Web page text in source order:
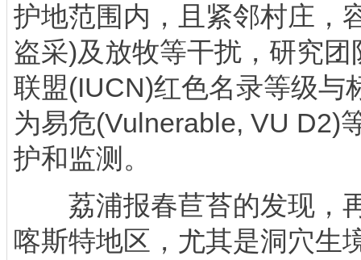
护地范围内，且紧邻村庄，
盗采)及放牧等干扰，研究
联盟(IUCN)红色名录等级与
为易危(Vulnerable, VU D2)
护和监测。
荔浦报春苣苔的发现，
喀斯特地区，尤其是洞穴生